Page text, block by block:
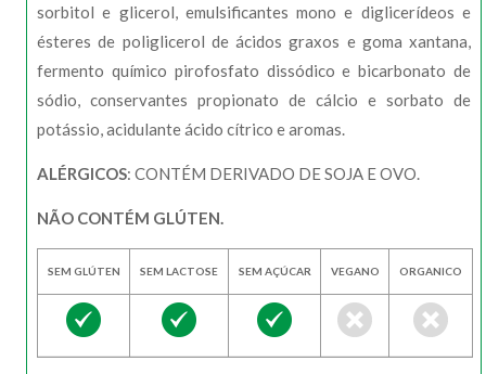
sorbitol e glicerol, emulsificantes mono e diglicerídeos e
ésteres de poliglicerol de ácidos graxos e goma xantana,
fermento químico pirofosfato dissódico e bicarbonato de
sódio, conservantes propionato de cálcio e sorbato de
potássio, acidulante ácido cítrico e aromas.
ALÉRGICOS: CONTÉM DERIVADO DE SOJA E OVO.
NÃO CONTÉM GLÚTEN.
SEM GLÚTEN SEM LACTOSE SEM AÇÚCAR VEGANO ORGANICO